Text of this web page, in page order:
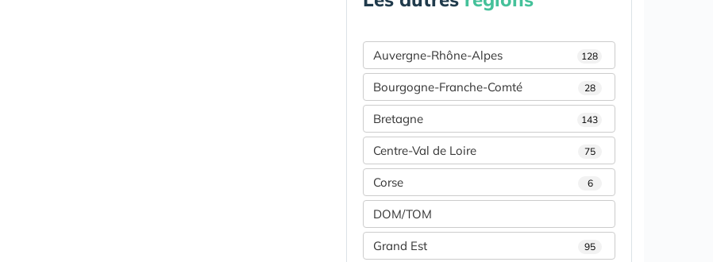
Auvergne-Rhône-Alpes 128
Bourgogne-Franche-Comté 28
Bretagne 143
Centre-Val de Loire 75
Corse 6
DOM/TOM
Grand Est 95